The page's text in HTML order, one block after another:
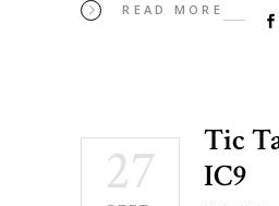
READ MORE
27
Tic
IC9